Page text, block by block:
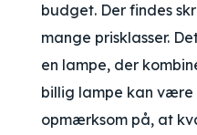
budget. Der findes
mange prisklasser.
en lampe, der
billig lampe kan
opmærksom på, at